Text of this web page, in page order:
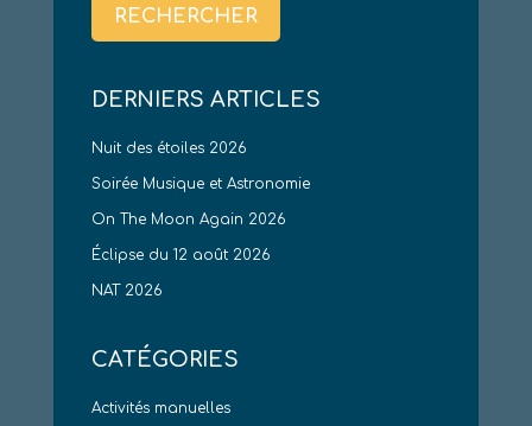
DERNIERS ARTICLES
Nuit des étoiles 2026
Soirée Musique et Astronomie
On The Moon Again 2026
Éclipse du 12 août 2026
NAT 2026
CATÉGORIES
Activités manuelles